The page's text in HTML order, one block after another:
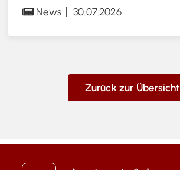
News 30.07.2026
Zurück zur Übersicht